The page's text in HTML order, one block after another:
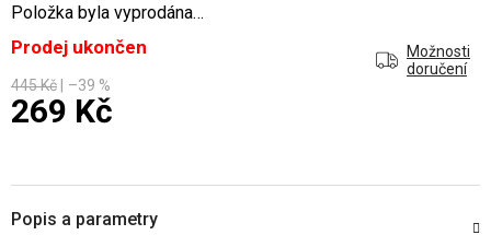
Položka byla vyprodána…
Prodej ukončen
Možnosti
doručení
445 Kč
–39 %
269 Kč
Popis a parametry